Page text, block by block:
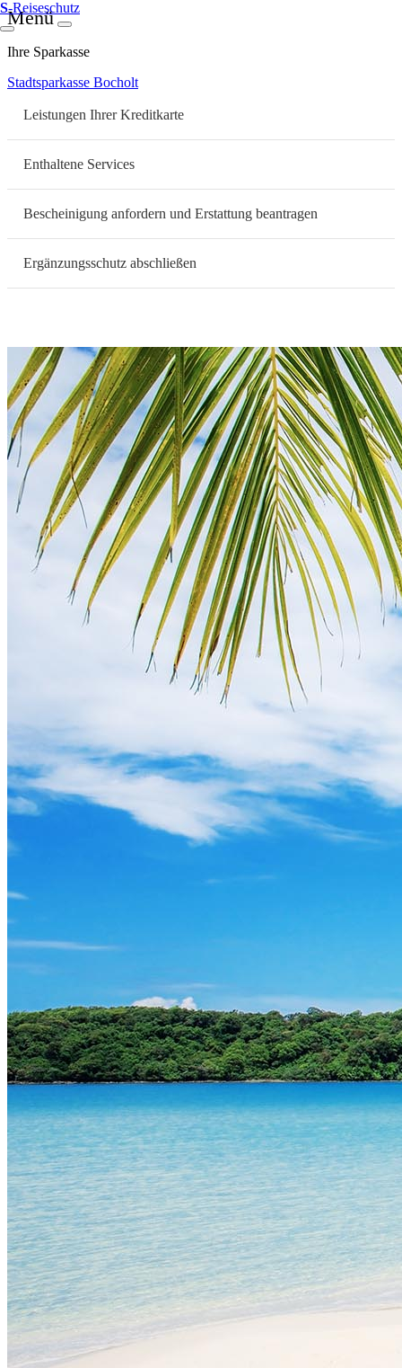
S-Reiseschutz
Menü
Ihre Sparkasse
Stadtsparkasse Bocholt
Leistungen Ihrer Kreditkarte
Enthaltene Services
Bescheinigung anfordern und Erstattung beantragen
Ergänzungsschutz abschließen